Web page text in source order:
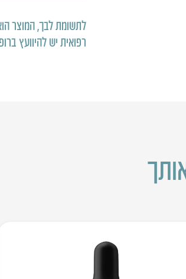
לתשומת לבך, המוצר הוא
רפואית יש להיוועץ